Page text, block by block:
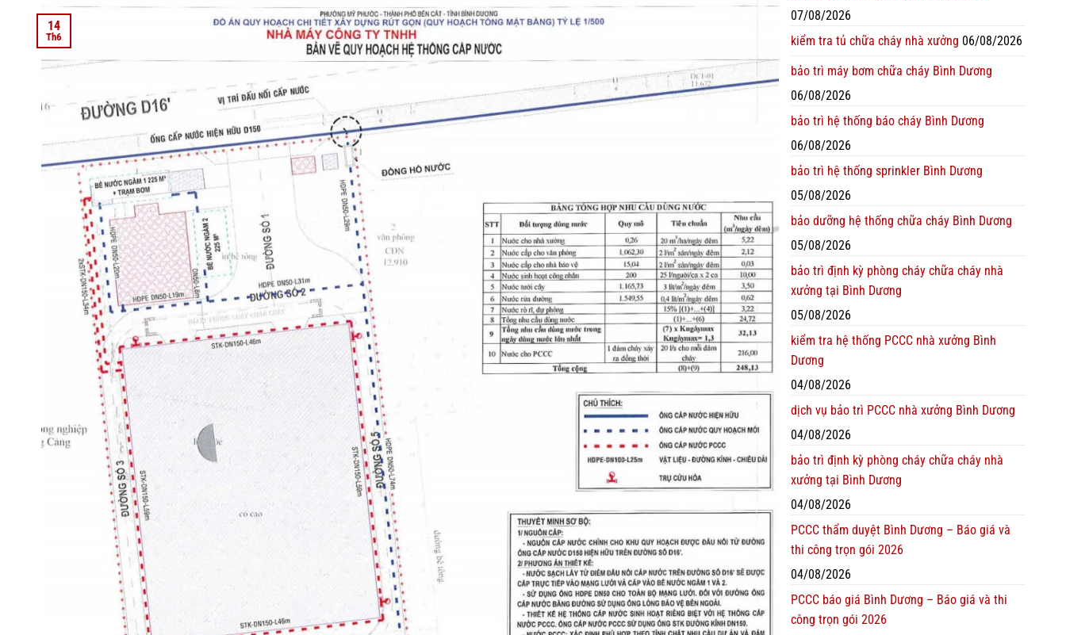
14
Th6
07/08/2026
kiểm tra tủ chữa cháy nhà xưởng 06/08/2026
bảo trì máy bơm chữa cháy Bình Dương
06/08/2026
bảo trì hệ thống báo cháy Bình Dương
06/08/2026
bảo trì hệ thống sprinkler Bình Dương
05/08/2026
bảo dưỡng hệ thống chữa cháy Bình Dương
05/08/2026
bảo trì định kỳ phòng cháy chữa cháy nhà
xưởng tại Bình Dương
05/08/2026
kiểm tra hệ thống PCCC nhà xưởng Bình
Dương
04/08/2026
dịch vụ bảo trì PCCC nhà xưởng Bình Dương
04/08/2026
bảo trì định kỳ phòng cháy chữa cháy nhà
xưởng tại Bình Dương
04/08/2026
PCCC thẩm duyệt Bình Dương – Báo giá và
thi công trọn gói 2026
04/08/2026
PCCC báo giá Bình Dương – Báo giá và thi
công trọn gói 2026